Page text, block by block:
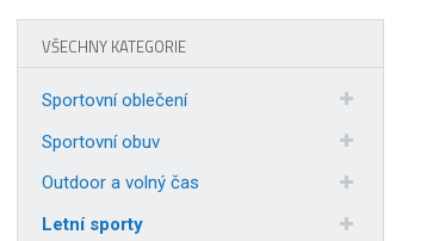
VŠECHNY KATEGORIE
Sportovní oblečení
Sportovní obuv
Outdoor a volný čas
Letní sporty